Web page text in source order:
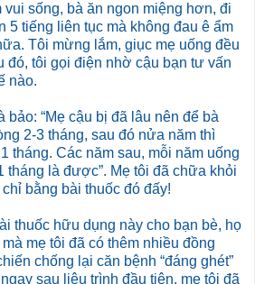
sống, bà ăn ngon miệng hơn, đi
5 tiếng liên tục mà không đau ê ẩm
Tôi mừng lắm, giục mẹ uống đều
đó, tôi gọi điện nhờ cậu bạn tư vấn
nào.
bảo: “Mẹ cậu bị đã lâu nên để bà
2-3 tháng, sau đó nửa năm thì
tháng. Các năm sau, mỗi năm uống
tháng là được”. Mẹ tôi đã chữa khỏi
bằng bài thuốc đó đấy!
thuốc hữu dụng này cho bạn bè, họ
mẹ tôi đã có thêm nhiều đồng
chống lại căn bệnh “đáng ghét”
sau liệu trình đầu tiên, mẹ tôi đã